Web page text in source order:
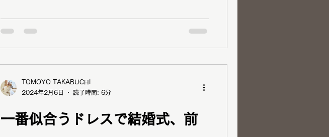
一番似合うドレスで結婚式、前
TOMOYO TAKABUCHI
2024年2月6日
読了時間: 6分